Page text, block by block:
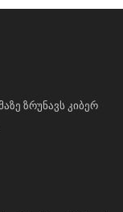
ზრუნავს კიბერ